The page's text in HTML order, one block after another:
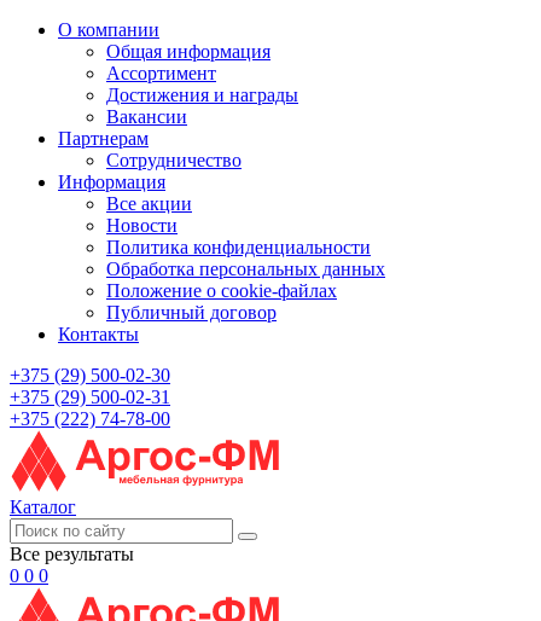
О компании
Общая информация
Ассортимент
Достижения и награды
Вакансии
Партнерам
Сотрудничество
Информация
Все акции
Новости
Политика конфиденциальности
Обработка персональных данных
Положение о cookie-файлах
Публичный договор
Контакты
+375 (29) 500-02-30
+375 (29) 500-02-31
+375 (222) 74-78-00
Каталог
Все результаты
0 0 0